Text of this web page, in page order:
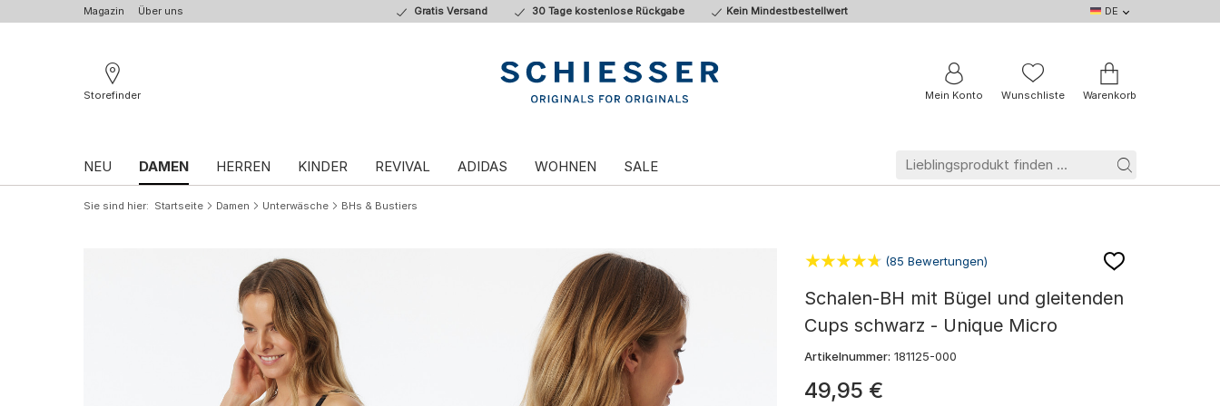
Magazin Über uns Gratis Versand 30 Tage kostenlose Rückgabe Kein Mindestbestellwert DE
DE
EN
BE
FR
Storefinder
Mein Konto Wunschliste Warenkorb
NEU DAMEN HERREN KINDER REVIVAL ADIDAS WOHNEN SALE
Sie sind hier Startseite Damen Unterwäsche BHs & Bustiers
(85 Bewertungen)
Schalen-BH mit Bügel und gleitenden
Cups schwarz - Unique Micro
Artikelnummer: 181125-000
49,95 €